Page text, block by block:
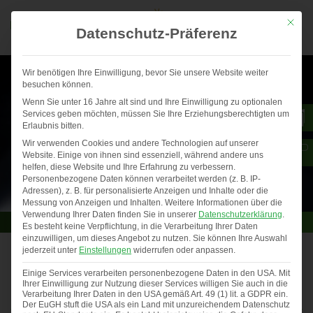
Gewinner Fotowettbewerb 2025
Auch in diesem Jahr haben uns …
Previous
Mit
Datenschutz-Präferenz
Wir benötigen Ihre Einwilligung, bevor Sie unsere Website weiter
besuchen können.
Wenn Sie unter 16 Jahre alt sind und Ihre Einwilligung zu optionalen
Services geben möchten, müssen Sie Ihre Erziehungsberechtigten um
Erlaubnis bitten.
Wir verwenden Cookies und andere Technologien auf unserer
Website. Einige von ihnen sind essenziell, während andere uns
helfen, diese Website und Ihre Erfahrung zu verbessern.
Personenbezogene Daten können verarbeitet werden (z. B. IP-
Adressen), z. B. für personalisierte Anzeigen und Inhalte oder die
Messung von Anzeigen und Inhalten. Weitere Informationen über die
Verwendung Ihrer Daten finden Sie in unserer Datenschutzerklärung.
Es besteht keine Verpflichtung, in die Verarbeitung Ihrer Daten
einzuwilligen, um dieses Angebot zu nutzen. Sie können Ihre Auswahl
jederzeit unter Einstellungen widerrufen oder anpassen.
Einige Services verarbeiten personenbezogene Daten in den USA. Mit
Ihrer Einwilligung zur Nutzung dieser Services willigen Sie auch in die
Verarbeitung Ihrer Daten in den USA gemäß Art. 49 (1) lit. a GDPR ein.
Der EuGH stuft die USA als ein Land mit unzureichendem Datenschutz